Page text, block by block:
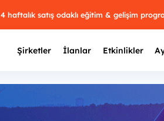
4 haftalık satış odaklı eğitim & gelişim
Şirketler İlanlar Etkinlikler